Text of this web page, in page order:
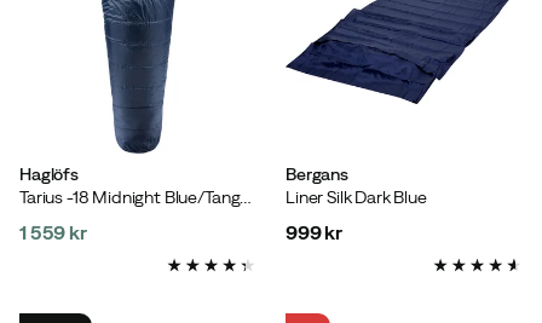
Haglöfs
Tarius -18 Midnight Blue/Tangerine
1 559 kr
Bergans
Liner Silk Dark Blue
999 kr